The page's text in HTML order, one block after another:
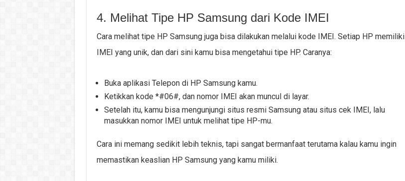
4. Melihat Tipe HP Samsung dari Kode IMEI
Cara melihat tipe HP Samsung juga bisa dilakukan melalui kode IMEI. Setiap HP memiliki
IMEI yang unik, dan dari sini kamu bisa mengetahui tipe HP. Caranya:
Buka aplikasi Telepon di HP Samsung kamu.
Ketikkan kode *#06#, dan nomor IMEI akan muncul di layar.
Setelah itu, kamu bisa mengunjungi situs resmi Samsung atau situs cek IMEI, lalu
masukkan nomor IMEI untuk melihat tipe HP-mu.
Cara ini memang sedikit lebih teknis, tapi sangat bermanfaat terutama kalau kamu ingin
memastikan keaslian HP Samsung yang kamu miliki.